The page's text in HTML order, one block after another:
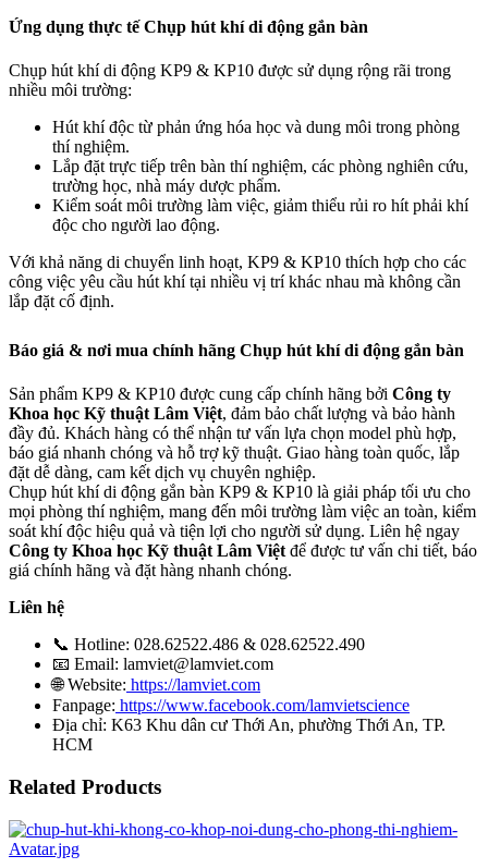
Ứng dụng thực tế Chụp hút khí di động gắn bàn
Chụp hút khí di động KP9 & KP10 được sử dụng rộng rãi trong
nhiều môi trường:
Hút khí độc từ phản ứng hóa học và dung môi trong phòng
thí nghiệm.
Lắp đặt trực tiếp trên bàn thí nghiệm, các phòng nghiên cứu,
trường học, nhà máy dược phẩm.
Kiểm soát môi trường làm việc, giảm thiểu rủi ro hít phải khí
độc cho người lao động.
Với khả năng di chuyển linh hoạt, KP9 & KP10 thích hợp cho các
công việc yêu cầu hút khí tại nhiều vị trí khác nhau mà không cần
lắp đặt cố định.
Báo giá & nơi mua chính hãng Chụp hút khí di động gắn bàn
Sản phẩm KP9 & KP10 được cung cấp chính hãng bởi Công ty
Khoa học Kỹ thuật Lâm Việt, đảm bảo chất lượng và bảo hành
đầy đủ. Khách hàng có thể nhận tư vấn lựa chọn model phù hợp,
báo giá nhanh chóng và hỗ trợ kỹ thuật. Giao hàng toàn quốc, lắp
đặt dễ dàng, cam kết dịch vụ chuyên nghiệp.
Chụp hút khí di động gắn bàn KP9 & KP10 là giải pháp tối ưu cho
mọi phòng thí nghiệm, mang đến môi trường làm việc an toàn, kiểm
soát khí độc hiệu quả và tiện lợi cho người sử dụng. Liên hệ ngay
Công ty Khoa học Kỹ thuật Lâm Việt để được tư vấn chi tiết, báo
giá chính hãng và đặt hàng nhanh chóng.
Liên hệ
📞 Hotline: 028.62522.486 & 028.62522.490
📧 Email: lamviet@lamviet.com
🌐 Website: https://lamviet.com
Fanpage: https://www.facebook.com/lamvietscience
Địa chỉ: K63 Khu dân cư Thới An, phường Thới An, TP.
HCM
Related Products